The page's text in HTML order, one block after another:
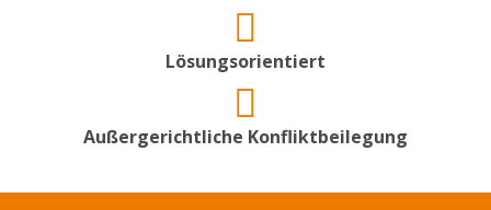
Lösungsorientiert
Außergerichtliche Konfliktbeilegung